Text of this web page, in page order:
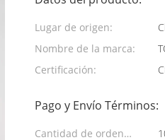
Lugar de origen:
Nombre de la marca:
Certificación:
Pago y Envío Términos:
Cantidad de orden